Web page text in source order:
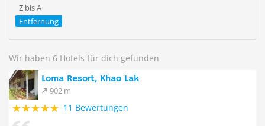
Z bis A
Entfernung
Wir haben 6 Hotels für dich gefunden
Loma Resort, Khao Lak
902 m
11 Bewertungen